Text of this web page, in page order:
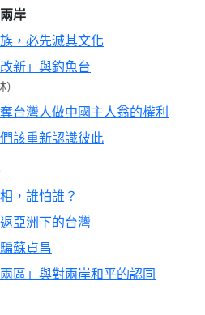
岸
，必先滅其文化
改新」與釣魚台
台灣人做中國主人翁的權利
該重新認識彼此
，誰怕誰？
亞洲下的台灣
蘇貞昌
兩區」與對兩岸和平的認同